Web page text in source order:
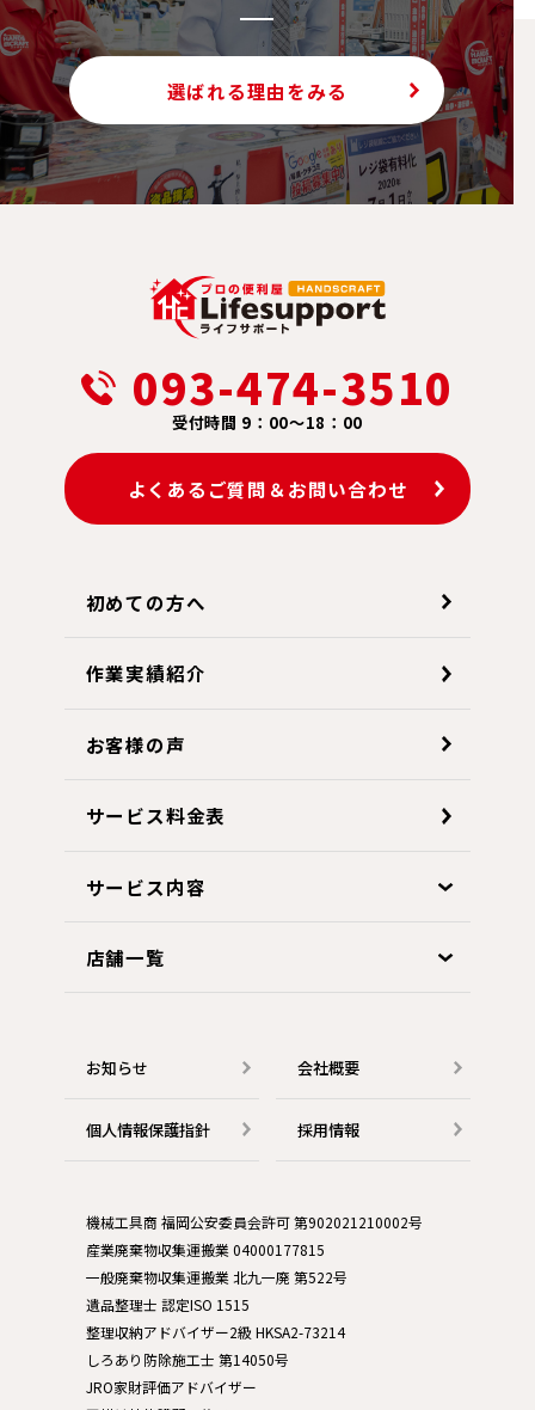
選ばれる理由をみる
093-474-3510
受付時間 9：00～18：00
よくあるご質問＆お問い合わせ
初めての方へ
作業実績紹介
お客様の声
サービス料金表
サービス内容
店舗一覧
お知らせ 会社概要
個人情報保護指針 採用情報
機械工具商 福岡公安委員会許可 第902021210002号
産業廃棄物収集運搬業 04000177815
一般廃棄物収集運搬業 北九一廃 第522号
遺品整理士 認定ISO 1515
整理収納アドバイザー2級 HKSA2-73214
しろあり防除施工士 第14050号
JRO家財評価アドバイザー